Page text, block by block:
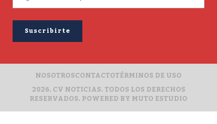
2026. CV NOTICIAS. TODOS LOS DERECHOS
RESERVADOS. POWERED BYMUTO ESTUDIO
NOSOTROSCONTACTOTÉRMINOS DE USO